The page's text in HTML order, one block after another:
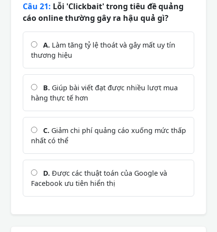
Câu 21: Lỗi 'Clickbait' trong tiêu đề quảng
cáo online thường gây ra hậu quả gì?
A. Làm tăng tỷ lệ thoát và gây mất uy tín
thương hiệu
B. Giúp bài viết đạt được nhiều lượt mua
hàng thực tế hơn
C. Giảm chi phí quảng cáo xuống mức thấp
nhất có thể
D. Được các thuật toán của Google và
Facebook ưu tiên hiển thị